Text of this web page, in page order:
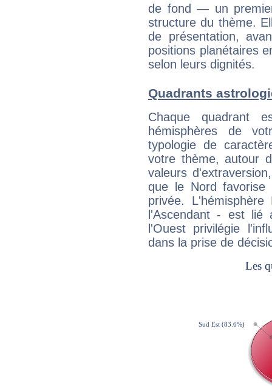
de fond — un
structure du thème.
de présentation,
positions planétaires
selon leurs dignités.
Quadrants
Chaque quadrant
hémisphères de
typologie de
votre thème, autour
valeurs
que le Nord favorise
privée.
l'Ascendant - est
l'Ouest privilégie
dans la prise de